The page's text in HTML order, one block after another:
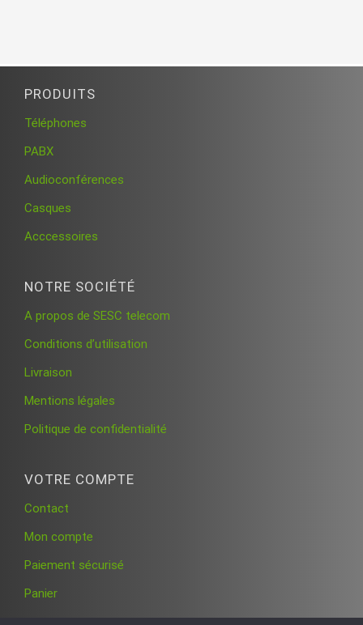
PRODUITS
Téléphones
PABX
Audioconférences
Casques
Acccessoires
NOTRE SOCIÉTÉ
A propos de SESC telecom
Conditions d’utilisation
Livraison
Mentions légales
Politique de confidentialité
VOTRE COMPTE
Contact
Mon compte
Paiement sécurisé
Panier